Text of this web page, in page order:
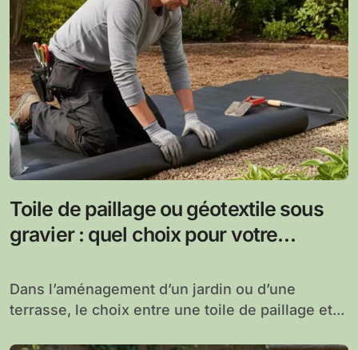
Toile de paillage ou géotextile sous
gravier : quel choix pour votre
Dans l’aménagement d’un jardin ou d’une
terrasse, le choix entre une toile de paillage et...